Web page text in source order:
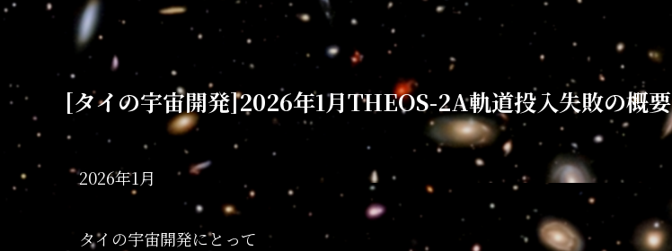
[タイの宇宙開発]2026年1月THEOS-2A軌道投入失敗の概要
2026年1月
タイの宇宙開発にとって